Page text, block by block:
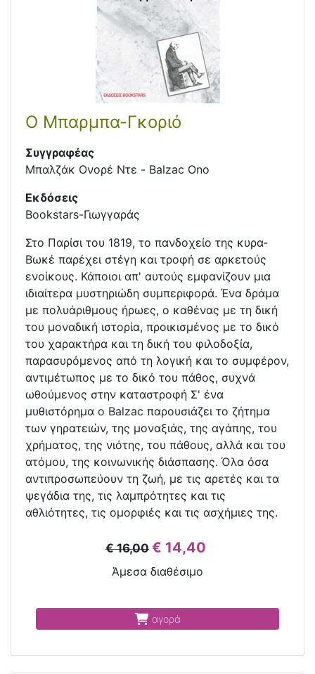
Ο Μπαρμπα-Γκοριό
Συγγραφέας
Μπαλζάκ Ονορέ Ντε - Balzac Ono
Εκδόσεις
Bookstars-Γιωγγαράς
Στο Παρίσι του 1819, το πανδοχείο της κυρα-
Βωκέ παρέχει στέγη και τροφή σε αρκετούς
ενοίκους. Κάποιοι απ' αυτούς εµφανίζουν µια
ιδιαίτερα µυστηριώδη συµπεριφορά. Ένα δράµα
µε πολυάριθµους ήρωες, ο καθένας µε τη δική
του µοναδική ιστορία, προικισµένος µε το δικό
του χαρακτήρα και τη δική του φιλοδοξία,
παρασυρόµενος από τη λογική και το συµφέρον,
αντιµέτωπος µε το δικό του πάθος, συχνά
ωθούµενος στην καταστροφή Σ' ένα
µυθιστόρηµα ο Balzac παρουσιάζει το ζήτηµα
των γηρατειών, της µοναξιάς, της αγάπης, του
χρήµατος, της νιότης, του πάθους, αλλά και του
ατόµου, της κοινωνικής διάσπασης. Όλα όσα
αντιπροσωπεύουν τη ζωή, µε τις αρετές και τα
ψεγάδια της, τις λαµπρότητες και τις
αθλιότητες, τις οµορφιές και τις ασχήµιες της.
€ 16,00 € 14,40
Άμεσα διαθέσιμο
αγορά